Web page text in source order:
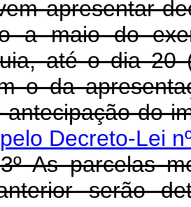
apresentar
a maio do
até o dia 20
o da
antecipação do
Decreto-Lei
serão